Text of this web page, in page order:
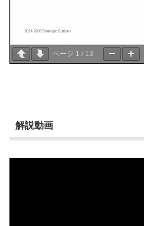
ページ 1 / 13
解説動画